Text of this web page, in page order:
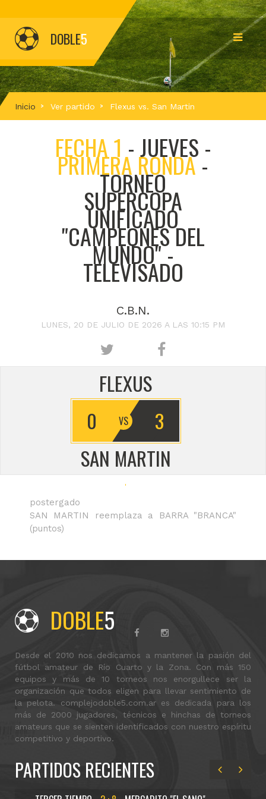
DOBLE5
Inicio Ver partido Flexus vs. San Martin
FECHA 1 - JUEVES -
PRIMERA RONDA-
TORNEO
SUPERCOPA
UNIFICADO
"CAMPEONES DEL
MUNDO" -
TELEVISADO
C.B.N.
LUNES, 20 DE JULIO DE 2026 A LAS 10:15 PM
FLEXUS
0
3
SAN MARTIN
postergado
SAN MARTIN reemplaza a BARRA "BRANCA"
(puntos)
DOBLE5
Desde el 2010 nos dedicamos a mantener la pasión del
fútbol amateur de Río Cuarto y la Zona. Con más 150
equipos y más de 10 torneos nos enorgullece ser la
organización que todos eligen para llevar sentimiento de
la pelota. complejodoble5.com.ar es dedicada para los
más de 2000 jugadores, técnicos e hinchas de torneos
amateurs que se sienten identificados con nuestro espíritu
competitivo y deportivo.
PARTIDOS RECIENTES